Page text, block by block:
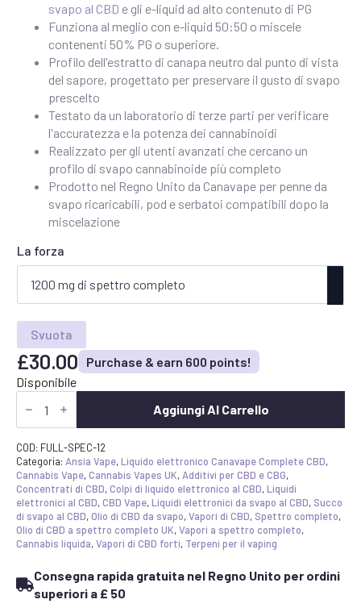
svapo al CBD e gli e-liquid ad alto contenuto di PG
Funziona al meglio con e-liquid 50:50 o miscele
contenenti 50% PG o superiore.
Profilo dell'estratto di canapa neutro dal punto di vista
del sapore, progettato per preservare il gusto di svapo
prescelto
Testato da un laboratorio di terze parti per verificare
l'accuratezza e la potenza dei cannabinoidi
Realizzato per gli utenti avanzati che cercano un
profilo di svapo cannabinoide più completo
Prodotto nel Regno Unito da Canavape per penne da
svapo ricaricabili, pod e serbatoi compatibili dopo la
miscelazione
La forza
Svuota
£30.00
Purchase & earn 600 points!
Disponibile
Additivo
per
spettro
completo
Shot
quantità
Aggiungi Al Carrello
COD: FULL-SPEC-12
Categoria: Ansia Vape,Liquido elettronico Canavape Complete CBD,
Cannabis Vape,Cannabis Vapes UK, Additivi per CBD e CBG,
Concentrati di CBD,Colpi di liquido elettronico al CBD,Liquidi
elettronici al CBD,CBD Vape,Liquidi elettronici da svapo al CBD, Succo
di svapo al CBD,Olio di CBD da svapo,Vapori di CBD, Spettro completo,
Olio di CBD a spettro completo UK,Vapori a spettro completo,
Cannabis liquida,Vapori di CBD forti, Terpeni per il vaping
Consegna rapida gratuita nel Regno Unito per ordini
superiori a £ 50